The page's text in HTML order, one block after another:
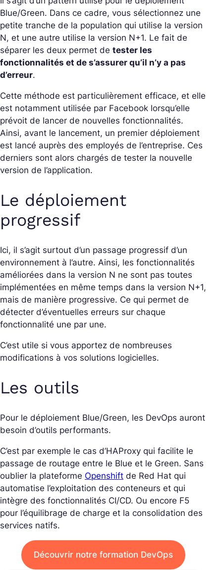
Blue/Green. Dans ce cadre, vous sélectionnez une
petite tranche de la population qui utilise la version
N, et une autre utilise la version N+1. Le fait de
séparer les deux permet de tester les
fonctionnalités et de s’assurer qu’il n’y a pas
d’erreur.
Cette méthode est particulièrement efficace, et elle
est notamment utilisée par Facebook lorsqu’elle
prévoit de lancer de nouvelles fonctionnalités.
Ainsi, avant le lancement, un premier déploiement
est lancé auprès des employés de l’entreprise. Ces
derniers sont alors chargés de tester la nouvelle
version de l’application.
Le déploiement
progressif
Ici, il s’agit surtout d’un passage progressif d’un
environnement à l’autre. Ainsi, les fonctionnalités
améliorées dans la version N ne sont pas toutes
implémentées en même temps dans la version N+1,
mais de manière progressive. Ce qui permet de
détecter d’éventuelles erreurs sur chaque
fonctionnalité une par une.
C’est utile si vous apportez de nombreuses
modifications à vos solutions logicielles.
Les outils
Pour le déploiement Blue/Green, les DevOps auront
besoin d’outils performants.
C’est par exemple le cas d’HAProxy qui facilite le
passage de routage entre le Blue et le Green. Sans
oublier la plateforme Openshift de Red Hat qui
automatise l’exploitation des conteneurs et qui
intègre des fonctionnalités CI/CD. Ou encore F5
pour l’équilibrage de charge et la consolidation des
services natifs.
Découvrir notre formation DevOps